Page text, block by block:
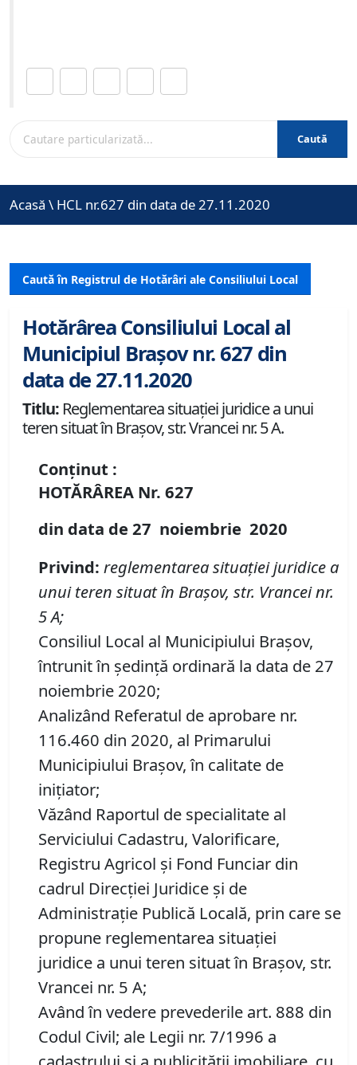
Caută
Acasă \ HCL nr.627 din data de 27.11.2020
Caută în Registrul de Hotărâri ale Consiliului Local
Hotărârea Consiliului Local al
Municipiul Brașov nr. 627 din
data de 27.11.2020
Titlu: Reglementarea situației juridice a unui
teren situat în Brașov, str. Vrancei nr. 5 A.
Conținut :
HOTĂRÂREA Nr. 627
din data de 27 noiembrie 2020
Privind: reglementarea situației juridice a
unui teren situatîn Brașov, str. Vrancei nr.
5 A;
Consiliul Local al Municipiului Brașov,
întrunit în ședință ordinară la data de 27
noiembrie 2020;
Analizând Referatul de aprobare nr.
116.460 din 2020, al Primarului
Municipiului Brașov, în calitate de
inițiator;
Văzând Raportul de specialitate al
Serviciului Cadastru, Valorificare,
Registru Agricol şi Fond Funciar din
cadrul Direcţiei Juridice şi de
Administraţie Publică Locală, prin care se
propune reglementarea situației
juridice a unui teren situat în Brașov, str.
Vrancei nr. 5 A;
Având în vedere prevederile art. 888 din
Codul Civil; ale Legii nr. 7/1996 a